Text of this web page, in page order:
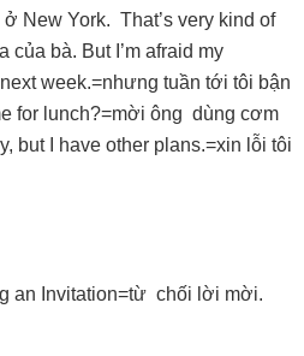
New York. That’s very kind of
của bà. But I’m afraid my
week.=nhưng tuần tới tôi bận
for lunch?=mời ông dùng cơm
but I have other plans.=xin lỗi tôi
an Invitation=từ chối lời mời.